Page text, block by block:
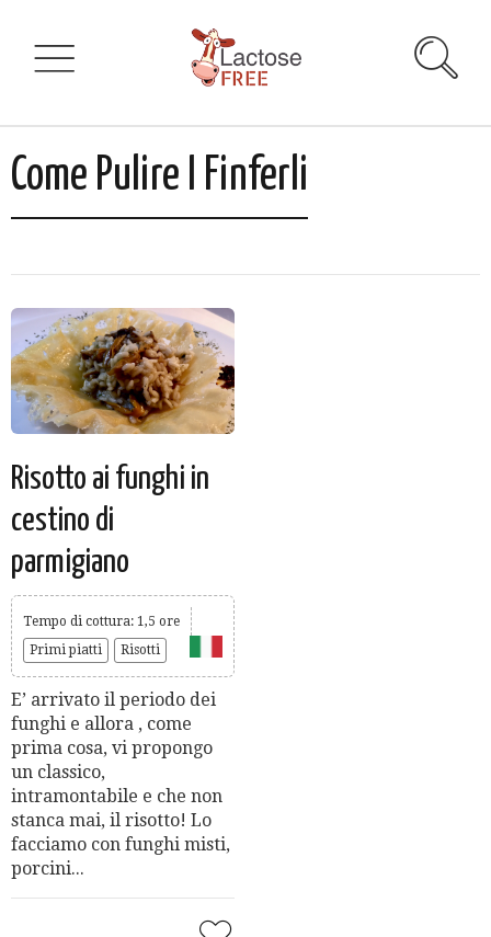
Come Pulire I Finferli
Risotto ai funghi in
cestino di
parmigiano
Tempo di cottura: 1,5 ore
Primi piatti
Risotti
E’ arrivato il periodo dei
funghi e allora , come
prima cosa, vi propongo
un classico,
intramontabile e che non
stanca mai, il risotto! Lo
facciamo con funghi misti,
porcini...